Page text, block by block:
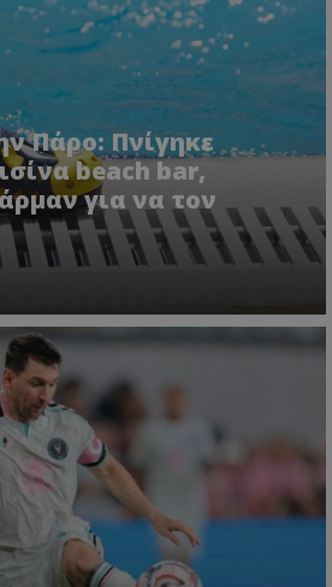
Πάρο: Πνίγηκε
beach bar,
για να τον